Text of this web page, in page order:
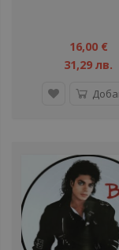
16,00 €
31,29 лв.